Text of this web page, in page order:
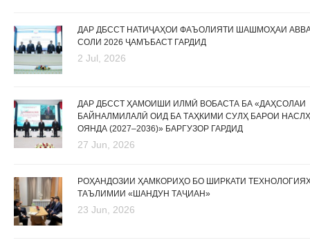
ДАР ДБССТ НАТИҶАҲОИ ФАЪОЛИЯТИ ШАШМОҲАИ
СОЛИ 2026 ҶАМЪБАСТ ГАРДИД
2 Jul, 2026
ДАР ДБССТ ҲАМОИШИ ИЛМӢ ВОБАСТА БА «ДАҲСОЛАИ
БАЙНАЛМИЛАЛӢ ОИД БА ТАҲКИМИ СУЛҲ БАРОИ
ОЯНДА (2027–2036)» БАРГУЗОР ГАРДИД
27 Jun, 2026
РОҲАНДОЗИИ ҲАМКОРИҲО БО ШИРКАТИ
ТАЪЛИМИИ «ШАНДУН ТАҶИАН»
23 Jun, 2026